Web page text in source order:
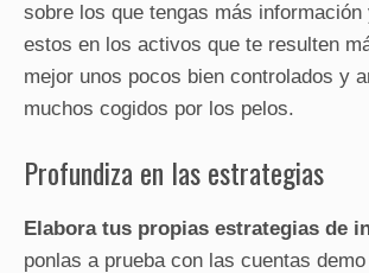
sobre los que tengas más información
estos en los activos que te resulten
mejor unos pocos bien controlados y
muchos cogidos por los pelos.
Profundiza en las estrategias
Elabora tus propias estrategias de
ponlas a prueba con las cuentas